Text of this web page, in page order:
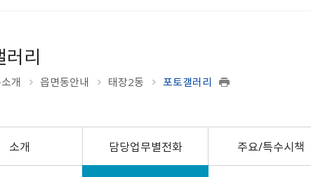
보도자료
정례브리핑
시험계획 공고
최종합격자 및 임용등록 공
무인민원발급
어디서나민원발급
민원편람/서식
2025 원주시 민원편람
발주계획
개찰공고
계약현황 공개
수의계약 현황공개
감사결과/반부패청렴시책
공무국외출장보고서
공청회 개최결과
주요투자사업 추진결과
30
규제개혁안내
규제입증요청
부패·공익신고
소극행정신고센터
신고포상금
안전신문고
읍면동 한눈에 보기
지정면
미국 로아노크
중국 허페이
중국 옌타이
일본 이치카와
러리
개 읍면동안내 태장2동 포토갤러리
소개 담당업무별전화 주요/특수시책